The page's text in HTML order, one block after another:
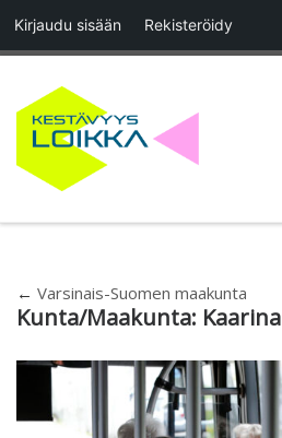
Kirjaudu sisään Rekisteröidy
Skip to content
← Varsinais-Suomen maakunta
Kunta/Maakunta: Kaarina